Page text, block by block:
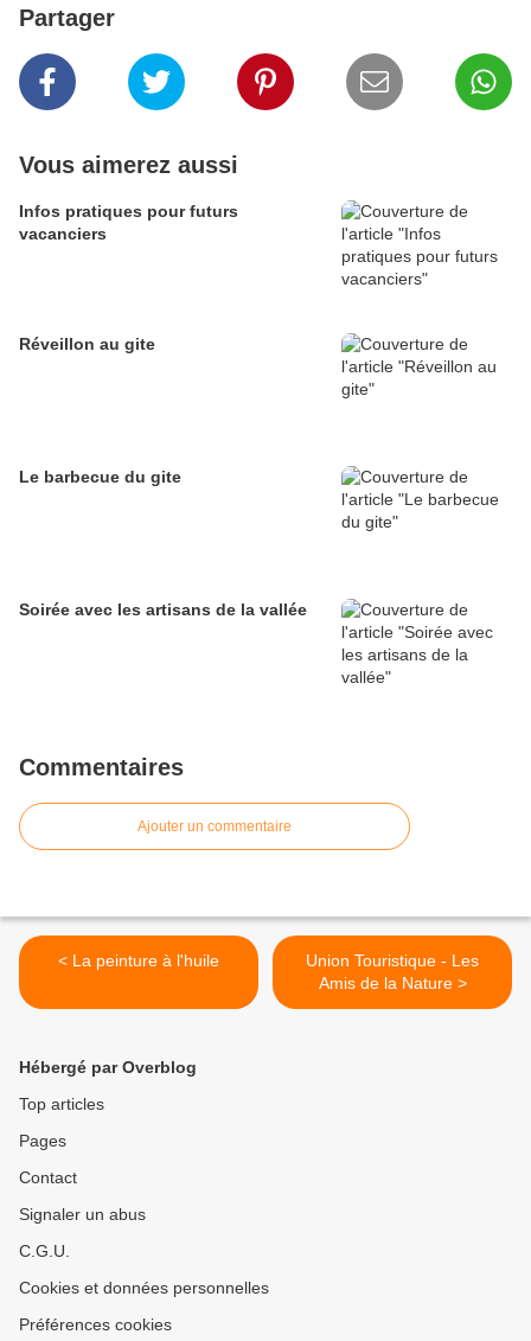
Partager
Vous aimerez aussi
Infos pratiques pour futurs
vacanciers
Réveillon au gite
Le barbecue du gite
Soirée avec les artisans de la vallée
Commentaires
Ajouter un commentaire
< La peinture à l'huile
Union Touristique - Les
Amis de la Nature >
Hébergé par Overblog
Top articles
Pages
Contact
Signaler un abus
C.G.U.
Cookies et données personnelles
Préférences cookies